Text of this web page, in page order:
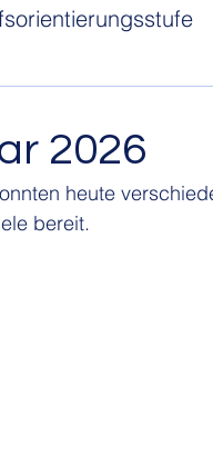
2026
heute
bereit.